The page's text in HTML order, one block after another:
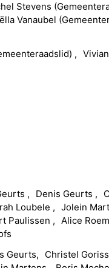
Stevens (
Vanaubel (
)
Denis Geurts
Loubele Jolein
Paulissen Alice
Geurts Christel